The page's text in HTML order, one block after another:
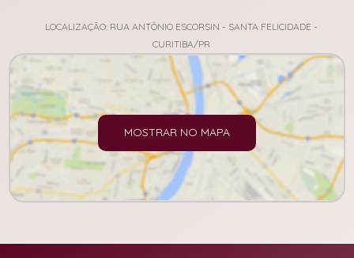
LOCALIZAÇÃO: RUA ANTÔNIO ESCORSIN - SANTA FELICIDADE -
CURITIBA/PR
MOSTRAR NO MAPA